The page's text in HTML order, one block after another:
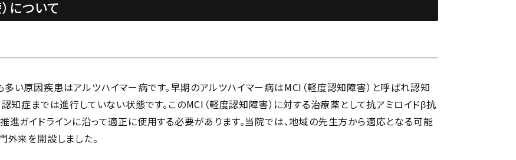
について
い原因疾患はアルツハイマー病です。早期のアルツハイマー病はMCI（軽度認知障害）と呼ばれ認知
知症までは進行していない状態です。このMCI（軽度認知障害）に対する治療薬として抗アミロイドβ抗
ガイドラインに沿って適正に使用する必要があります。当院では、地域の先生方から適応となる可能
来を開設しました。